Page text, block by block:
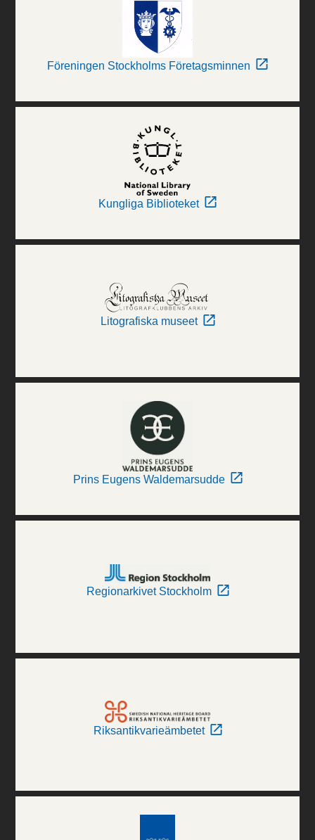
Föreningen Stockholms Företagsminnen
Kungliga Biblioteket
Litografiska museet
Prins Eugens Waldemarsudde
Regionarkivet Stockholm
Riksantikvarieämbetet